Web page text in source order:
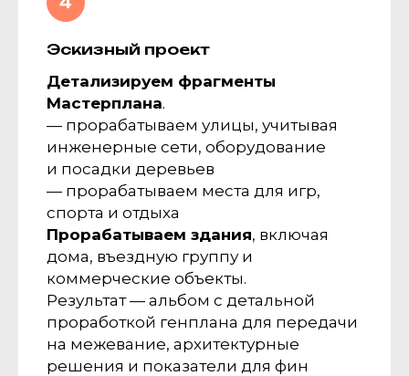
Эскизный проект
Детализируем фрагменты
Мастерплана.
— прорабатываем улицы, учитывая
инженерные сети, оборудование
и посадки деревьев
— прорабатываем места для игр,
спорта и отдыха
Прорабатываем здания, включая
дома, въездную группу и
коммерческие объекты.
Результат — альбом с детальной
проработкой генплана для передачи
на межевание, архитектурные
решения и показатели для фин